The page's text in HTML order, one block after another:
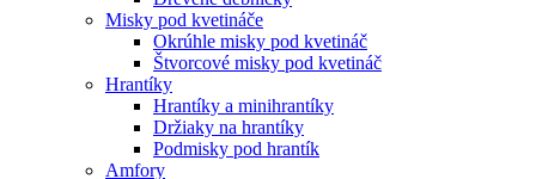
Misky pod kvetináče
Okrúhle misky pod kvetináč
Štvorcové misky pod kvetináč
Hrantíky
Hrantíky a minihrantíky
Držiaky na hrantíky
Podmisky pod hrantík
Amfory